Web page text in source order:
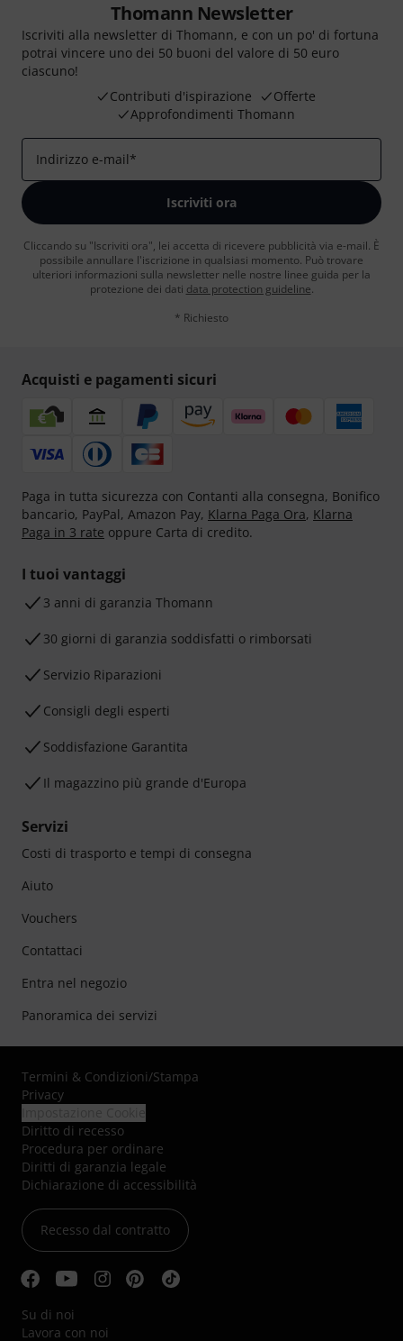
Thomann Newsletter
Iscriviti alla newsletter di Thomann, e con un po' di fortuna
potrai vincere uno dei 50 buoni del valore di 50 euro
ciascuno!
Contributi d'ispirazione
Offerte
Approfondimenti Thomann
Indirizzo e-mail*
Iscriviti ora
Cliccando su "Iscriviti ora", lei accetta di ricevere pubblicità via e-mail. È
possibile annullare l'iscrizione in qualsiasi momento. Può trovare
ulteriori informazioni sulla newsletter nelle nostre linee guida per la
protezione dei dati data protection guideline.
* Richiesto
Acquisti e pagamenti sicuri
Paga in tutta sicurezza con Contanti alla consegna, Bonifico
bancario, PayPal, Amazon Pay, Klarna Paga Ora, Klarna
Paga in 3 rate oppure Carta di credito.
I tuoi vantaggi
3 anni di garanzia Thomann
30 giorni di garanzia soddisfatti o rimborsati
Servizio Riparazioni
Consigli degli esperti
Soddisfazione Garantita
Il magazzino più grande d'Europa
Servizi
Costi di trasporto e tempi di consegna
Aiuto
Vouchers
Contattaci
Entra nel negozio
Panoramica dei servizi
Termini & Condizioni/Stampa
Privacy
Diritto di recesso
Procedura per ordinare
Diritti di garanzia legale
Dichiarazione di accessibilità
Recesso dal contratto
Su di noi
Lavora con noi